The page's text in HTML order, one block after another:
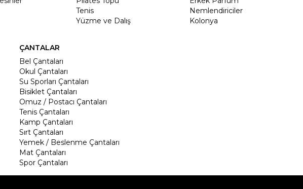
Tenis
Yüzme ve Dalış
Nemlendiriciler
Kolonya
ÇANTALAR
Bel Çantaları
Okul Çantaları
Su Sporları Çantaları
Bisiklet Çantaları
Omuz / Postacı Çantaları
Tenis Çantaları
Kamp Çantaları
Sırt Çantaları
Yemek / Beslenme Çantaları
Mat Çantaları
Spor Çantaları